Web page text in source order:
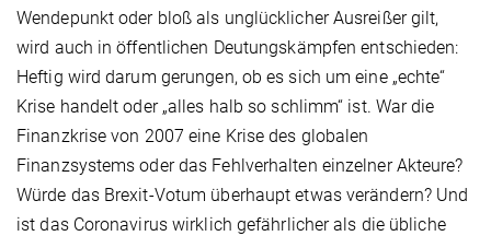
Wendepunkt oder bloß als unglücklicher Ausreißer gilt,
wird auch in öffentlichen Deutungskämpfen entschieden:
Heftig wird darum gerungen, ob es sich um eine „echte“
Krise handelt oder „alles halb so schlimm“ ist. War die
Finanzkrise von 2007 eine Krise des globalen
Finanzsystems oder das Fehlverhalten einzelner Akteure?
Würde das Brexit-Votum überhaupt etwas verändern? Und
ist das Coronavirus wirklich gefährlicher als die übliche